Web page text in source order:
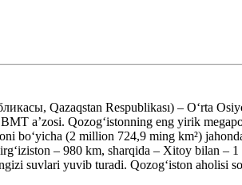
Qazaqstan Respublikası) – Oʻrta
aʼzosi. Qozogʻistonning eng yirik
boʻyicha (2 million 724,9 ming km²)
– 980 km, sharqida – Xitoy bilan –
suvlari yuvib turadi. Qozogʻiston aholisi